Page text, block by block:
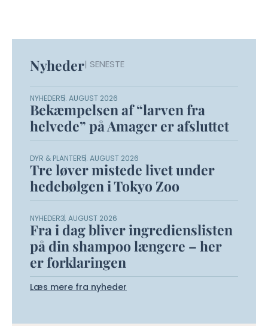
Nyheder| SENESTE
NYHEDER5. AUGUST 2026
Bekæmpelsen af “larven fra
helvede” på Amager er afsluttet
DYR & PLANTER5. AUGUST 2026
Tre løver mistede livet under
hedebølgen i Tokyo Zoo
NYHEDER3. AUGUST 2026
Fra i dag bliver ingredienslisten
på din shampoo længere – her
er forklaringen
Læs mere fra nyheder